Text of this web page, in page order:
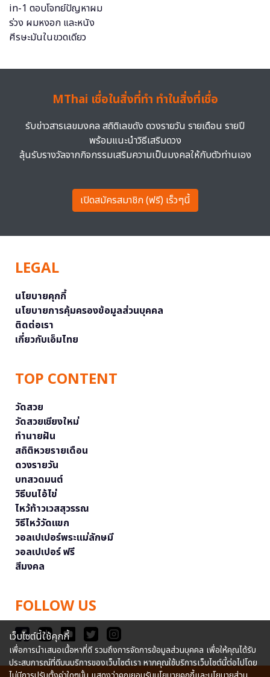
MThai เชื่อในสิ่งที่ทำ ทำในสิ่งที่เชื่อ
รับข่าวสารเลขมงคล สถิติเลขดัง ดวงรายวัน รายเดือน รายปี
พร้อมแนะนำวิธีเสริมดวง
ลุ้นรับรางวัลจากกิจกรรมเสริมความเป็นมงคลให้กับตัวท่านเอง
เปิดสมัครสมาชิก (ฟรี) เร็วๆนี้
LEGAL
นโยบายคุกกี้
นโยบายการคุ้มครองข้อมูลส่วนบุคคล
ติดต่อเรา
เกี่ยวกับเอ็มไทย
TOP CONTENT
วัดสวย
วัดสวยเชียงใหม่
ทำนายฝัน
สถิติหวยรายเดือน
ดวงรายวัน
บทสวดมนต์
วิธีบนไอ้ไข่
ไหว้ท้าวเวสสุวรรณ
วิธีไหว้วัดแขก
วอลเปเปอร์พระแม่ลักษมี
วอลเปเปอร์ ฟรี
สีมงคล
FOLLOW US
เว็บไซต์นี้ใช้คุกกี้
เพื่อการนำเสนอเนื้อหาที่ดี รวมถึงการจัดการข้อมูลส่วนบุคคล เพื่อให้คุณได้รับ
ประสบการณ์ที่ดีบนบริการของเว็บไซต์เรา หากคุณใช้บริการเว็บไซต์นี้ต่อไปโดย